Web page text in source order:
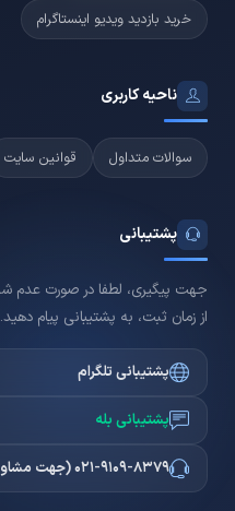
خرید بازدید ویدیو اینستاگرام
ناحیه کاربری
سوالات متداول قوانین سایت
پشتیبانی
از زمان ثبت، به پشتیبانی پیام دهید.
پشتیبانی تلگرام
پشتیبانی بله
021-9109-8379 (جهت مشاوره)